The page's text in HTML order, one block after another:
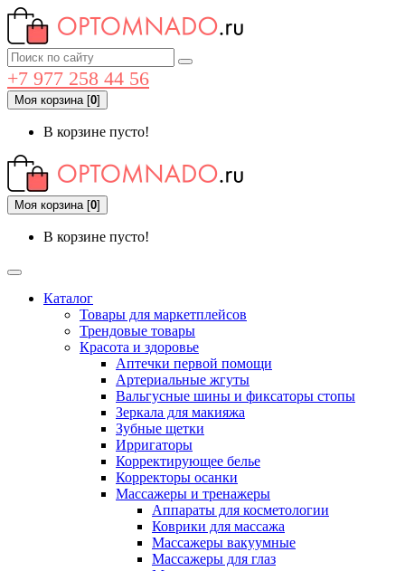
+7 977 258 44 56
Моя корзина[0]
В корзине пусто!
Моя корзина[0]
В корзине пусто!
Каталог
Товары для маркетплейсов
Трендовые товары
Красота и здоровье
Аптечки первой помощи
Артериальные жгуты
Вальгусные шины и фиксаторы стопы
Зеркала для макияжа
Зубные щетки
Ирригаторы
Корректирующее белье
Корректоры осанки
Массажеры и тренажеры
Аппараты для косметологии
Коврики для массажа
Массажеры вакуумные
Массажеры для глаз